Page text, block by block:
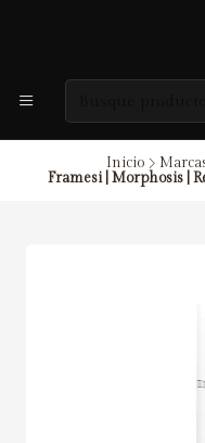
Inicio
Framesi | Morphosis |